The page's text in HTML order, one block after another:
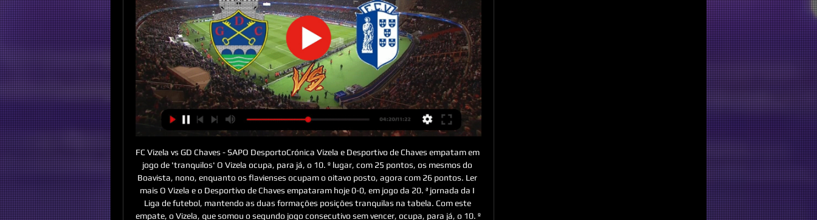
FC Vizela vs GD Chaves - SAPO DesportoCrónica Vizela e Desportivo de Chaves empatam em
jogo de 'tranquilos' O Vizela ocupa, para já, o 10. º lugar, com 25 pontos, os mesmos do
Boavista, nono, enquanto os flavienses ocupam o oitavo posto, agora com 26 pontos. Ler
mais O Vizela e o Desportivo de Chaves empataram hoje 0-0, em jogo da 20. ª jornada da I
Liga de futebol, mantendo as duas formações posições tranquilas na tabela. Com este
empate, o Vizela, que somou o segundo jogo consecutivo sem vencer, ocupa, para já, o 10. º